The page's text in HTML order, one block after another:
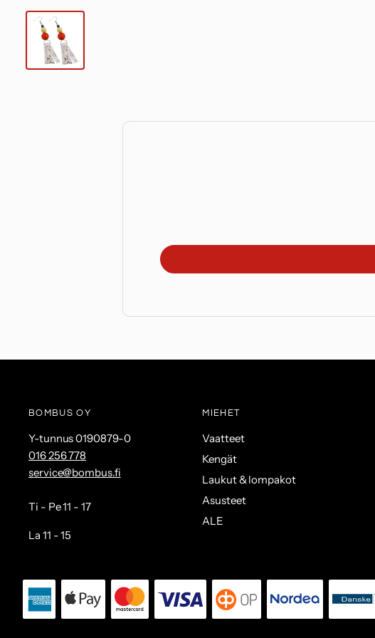
BOMBUS OY
Y-tunnus 0190879-0
016 256 778
service@bombus.fi
Ti - Pe 11 - 17
La 11 - 15
MIEHET
Vaatteet
Kengät
Laukut & lompakot
Asusteet
ALE